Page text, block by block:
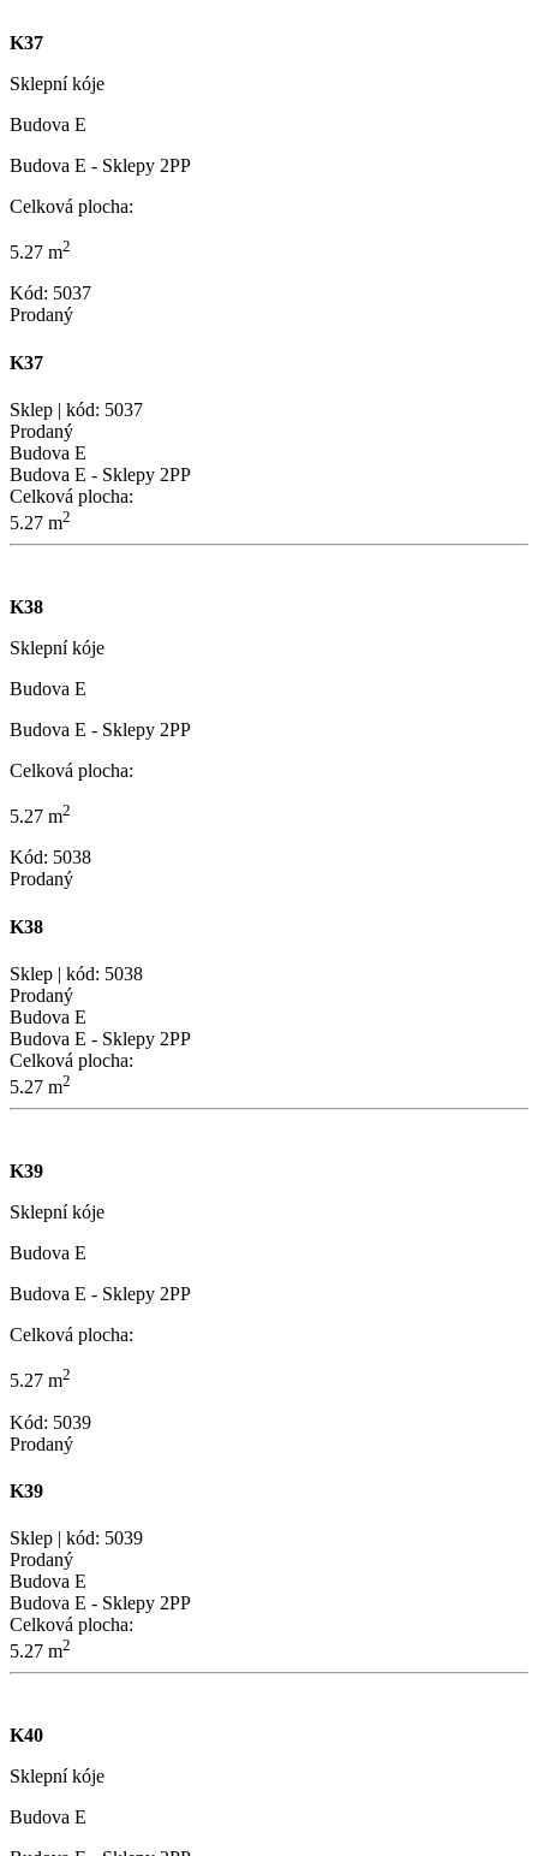
K37
Sklepní kóje
Budova E
Budova E - Sklepy 2PP
Celková plocha:
5.27 m2
Kód: 5037
Prodaný
K37
Sklep | kód: 5037
Prodaný
Budova E
Budova E - Sklepy 2PP
Celková plocha:
5.27 m2
K38
Sklepní kóje
Budova E
Budova E - Sklepy 2PP
Celková plocha:
5.27 m2
Kód: 5038
Prodaný
K38
Sklep | kód: 5038
Prodaný
Budova E
Budova E - Sklepy 2PP
Celková plocha:
5.27 m2
K39
Sklepní kóje
Budova E
Budova E - Sklepy 2PP
Celková plocha:
5.27 m2
Kód: 5039
Prodaný
K39
Sklep | kód: 5039
Prodaný
Budova E
Budova E - Sklepy 2PP
Celková plocha:
5.27 m2
K40
Sklepní kóje
Budova E